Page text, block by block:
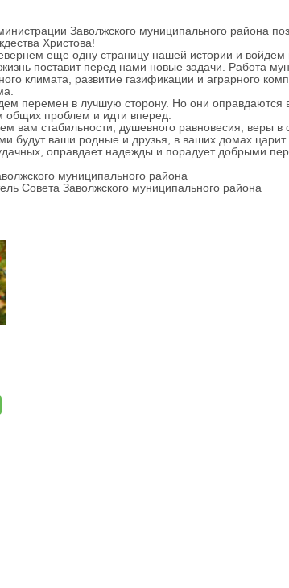
Заволжского муниципального района
Христова!
еще одну страницу нашей истории и войдем
поставит перед нами новые задачи. Работа
климата, развитие газификации и аграрного
перемен в лучшую сторону. Но они оправдаются
общих проблем и идти вперед.
стабильности, душевного равновесия, веры в
будут ваши родные и друзья, в ваших домах
оправдает надежды и порадует добрыми
муниципального района
Совета Заволжского муниципального района